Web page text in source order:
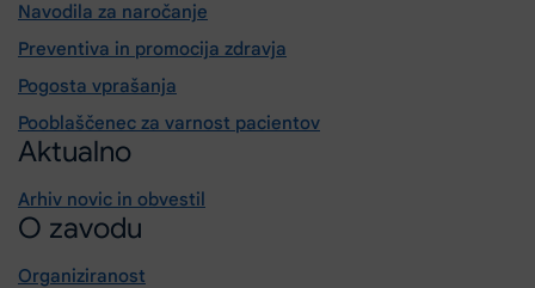
Navodila za naročanje
Preventiva in promocija zdravja
Pogosta vprašanja
Pooblaščenec za varnost pacientov
Aktualno
Arhiv novic in obvestil
O zavodu
Organiziranost